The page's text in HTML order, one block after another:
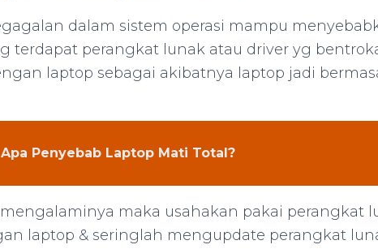
dalam sistem operasi mampu
terdapat perangkat lunak atau driver yg
laptop sebagai akibatnya laptop jadi
Apa Penyebab Laptop Mati Total?
maka usahakan pakai perangkat
laptop & seringlah mengupdate perangkat